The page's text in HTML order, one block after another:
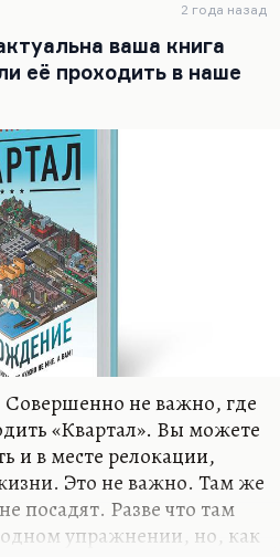
ощущения
что я ведь всегда
проводил в Чепелеве,
любимом
такой же пейзаж
грибами. Но проблема в
ехать, а иногда и два, в
2 года назад
ваша книга
её проходить в наше
Совершенно не важно, где
«Квартал». Вы можете
и в месте релокации,
Это не важно. Там же
посадят. Разве что там
упражнении, но, как